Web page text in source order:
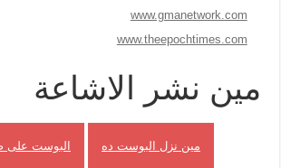
www.gmanetwork.com
www.theepochtimes.com
مين نشر الاشاعة
مين نزل البوست ده البوست على